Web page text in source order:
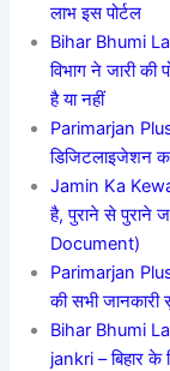
लाभ इस पोर्टल
Bihar Bhumi
विभाग ने जारी
है या नहीं
Parimarjan
डिजिटलाइजेशन
Jamin Ka
है, पुराने से पुराने
Document)
Parimarjan
की सभी
Bihar Bhumi
jankri – बिहार